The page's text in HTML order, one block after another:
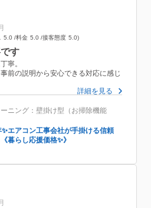
んです。
5.0 料金 5.0 接客態度 5.0
す
寧。
前の説明から安心できる対応に感じ
で清掃いただき感謝です。またお願
詳細を見る
ニング：壁掛け型（お掃除機能
エアコン工事会社が手掛ける信頼
暮らし応援価格✨》